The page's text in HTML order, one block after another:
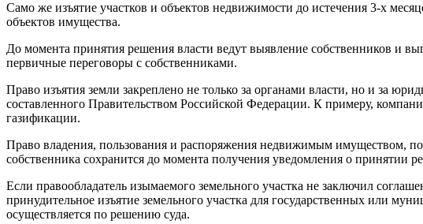
Само же изъятие участков и объектов недвижимости до истечения 3-х
объектов имущества.
До момента принятия решения власти ведут выявление собственников и
первичные переговоры с собственниками.
Право изъятия земли закреплено не только за органами власти, но и за
составленного Правительством Российской Федерации. К примеру,
газификации.
Право владения, пользования и распоряжения недвижимым имуществом,
собственника сохранится до момента получения уведомления о принятии
Если правообладатель изымаемого земельного участка не заключил
принудительное изъятие земельного участка для государственных или
осуществляется по решению суда.